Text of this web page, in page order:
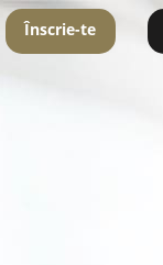
Înscrie-te